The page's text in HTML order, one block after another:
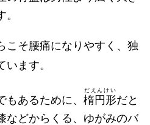
こそ腰痛になりやすく、独
ます。
あるために、 楕円形
だえんけい
だと
などからくる、ゆがみのバ